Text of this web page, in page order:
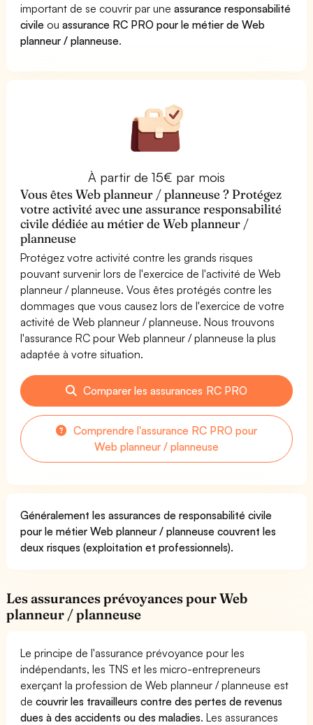
important de se couvrir par uneassurance responsabilité
civile ouassurance RC PRO pour le métier de Web
planneur / planneuse.
À partir de 15€ par mois
Vous êtes Web planneur / planneuse ? Protégez
votre activité avec une assurance responsabilité
civile dédiée au métier de Web planneur /
planneuse
Protégez votre activité contre les grands risques
pouvant survenir lors de l'exercice de l'activité de Web
planneur / planneuse. Vous êtes protégés contre les
dommages que vous causez lors de l'exercice de votre
activité de Web planneur / planneuse. Nous trouvons
l'assurance RC pour Web planneur / planneuse la plus
adaptée à votre situation.
Comparer les assurances RC PRO
Comprendre l'assurance RC PRO pour
Web planneur / planneuse
Généralement les assurances de responsabilité civile
pour le métier Web planneur / planneuse couvrent les
deux risques (exploitation et professionnels).
Les assurances prévoyances pour Web
planneur / planneuse
Le principe de l'assurance prévoyance pour les
indépendants, les TNS et les micro-entrepreneurs
exerçant la profession de Web planneur / planneuse est
decouvrir les travailleurs contre des pertes de revenus
dues à des accidents ou des maladies. Les assurances